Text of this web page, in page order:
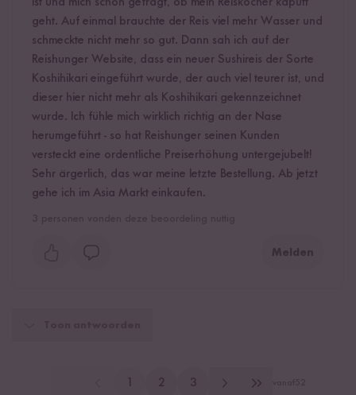
geht. Auf einmal brauchte der Reis viel mehr Wasser und
schmeckte nicht mehr so gut. Dann sah ich auf der
Reishunger Website, dass ein neuer Sushireis der Sorte
Koshihikari eingeführt wurde, der auch viel teurer ist, und
dieser hier nicht mehr als Koshihikari gekennzeichnet
wurde. Ich fühle mich wirklich richtig an der Nase
herumgeführt - so hat Reishunger seinen Kunden
versteckt eine ordentliche Preiserhöhung untergejubelt!
Sehr ärgerlich, das war meine letzte Bestellung. Ab jetzt
gehe ich im Asia Markt einkaufen.
Melden
2 3